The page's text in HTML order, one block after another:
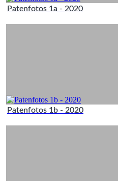
Patenfotos 1a - 2020
Patenfotos 1b - 2020